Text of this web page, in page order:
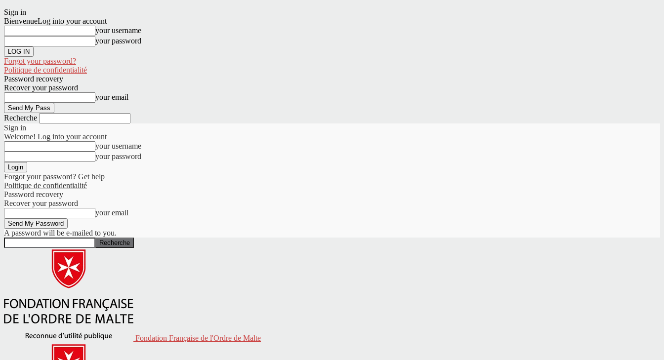
Sign in
BienvenueLog into your account
your username
your password
Forgot your password?
Politique de confidentialité
Password recovery
Recover your password
your email
Recherche
Sign in
Welcome! Log into your account
your username
your password
Forgot your password? Get help
Politique de confidentialité
Password recovery
Recover your password
your email
A password will be e-mailed to you.
Fondation Française de l'Ordre de Malte